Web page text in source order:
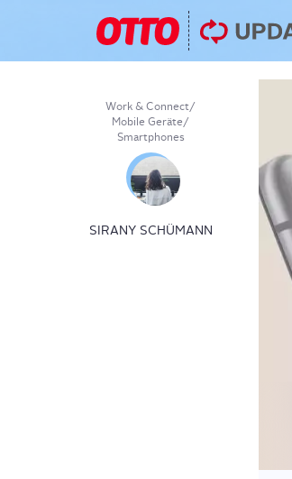
Work & Connect/
Mobile Geräte/
Smartphones
SIRANY SCHÜMANN